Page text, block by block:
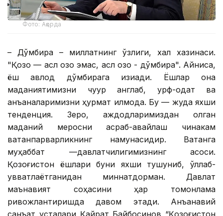
Фото: Ақорда
– Дўмбира – миллатнинг ўзлиги, халқ хазинаси.
"Қозоқ — асл қозоқ эмас, асл қозоқ - дўмбира". Айниқса,
ёш авлод дўмбирага қизиқади. Ёшлар она
маданиятимизни чуқур англаб, урф-одат ва
анъаналаримизни ҳурмат қилмоқда. Бу — жуда яхши
тенденция. Зеро, аждодларимиздан қолган
маданий меросни асраб-авайлаш чинакам
ватанпарварликнинг намунасидир. Ватанга
муҳаббат —давлатчилигимизнинг асоси.
Қозоғистон ёшлари буни яхши тушуниб, қўллаб-
қувватлаётганидан миннатдорман. Давлат
маънавият соҳасини ҳар томонлама
ривожлантиришда давом этади. Анъанавий